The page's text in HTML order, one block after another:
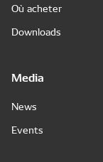
Où acheter
Downloads
Media
News
Events